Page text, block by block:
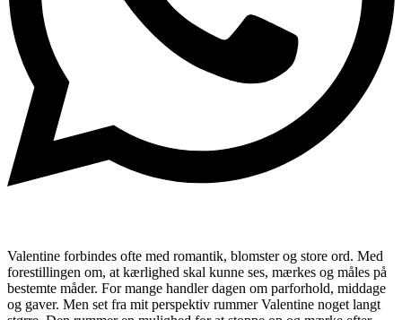
Valentine forbindes ofte med romantik, blomster og store ord. Med
forestillingen om, at kærlighed skal kunne ses, mærkes og måles på
bestemte måder. For mange handler dagen om parforhold, middage
og gaver. Men set fra mit perspektiv rummer Valentine noget langt